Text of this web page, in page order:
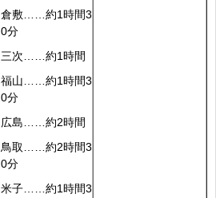
倉敷……約1時間3
0分
三次……約1時間
福山……約1時間3
0分
広島……約2時間
鳥取……約2時間3
0分
米子……約1時間3